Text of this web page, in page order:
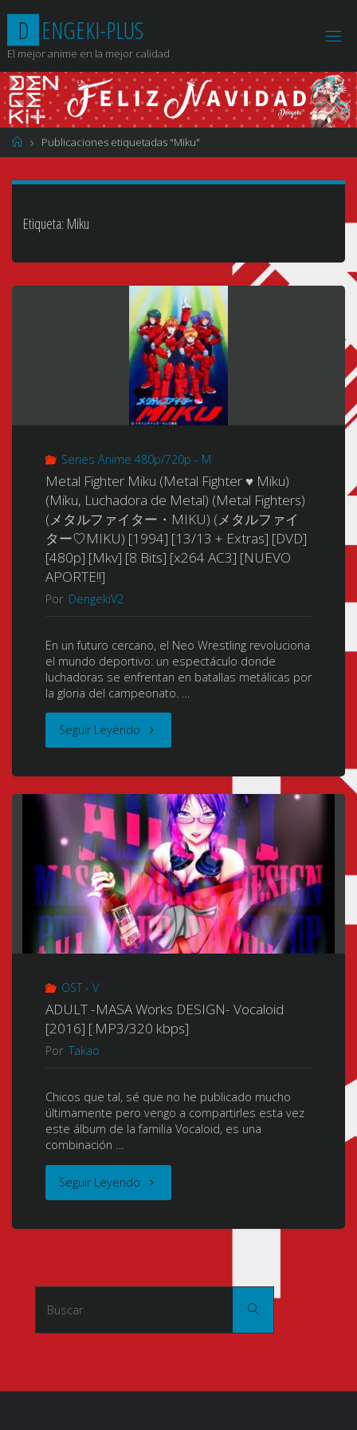
contenido
D ENGEKI-PLUS
El mejor anime en la mejor calidad
Página
de
Publicaciones etiquetadas "Miku"
Etiqueta: Miku
Series Anime 480p/720p - M
Metal Fighter Miku (Metal Fighter ♥ Miku)
(Miku, Luchadora de Metal) (Metal Fighters)
(メタルファイター・MIKU) (メタルファイ
ター♡MIKU) [1994] [13/13 + Extras] [DVD]
[480p] [Mkv] [8 Bits] [x264 AC3] [NUEVO
APORTE!!]
Por DengekiV2
En un futuro cercano, el Neo Wrestling revoluciona
el mundo deportivo: un espectáculo donde
luchadoras se enfrentan en batallas metálicas por
la gloria del campeonato. …
Seguir Leyendo "Metal
Miku
(Metal
Fighter
♥
Miku)
Luchadora
de
(Metal
OST - V
ADULT -MASA Works DESIGN- Vocaloid
[2016] [.MP3/320 kbps]
Por Takao
Chicos que tal, sé que no he publicado mucho
últimamente pero vengo a compartirles esta vez
este álbum de la familia Vocaloid, es una
combinación …
Seguir Leyendo "ADULT
Works
Buscar